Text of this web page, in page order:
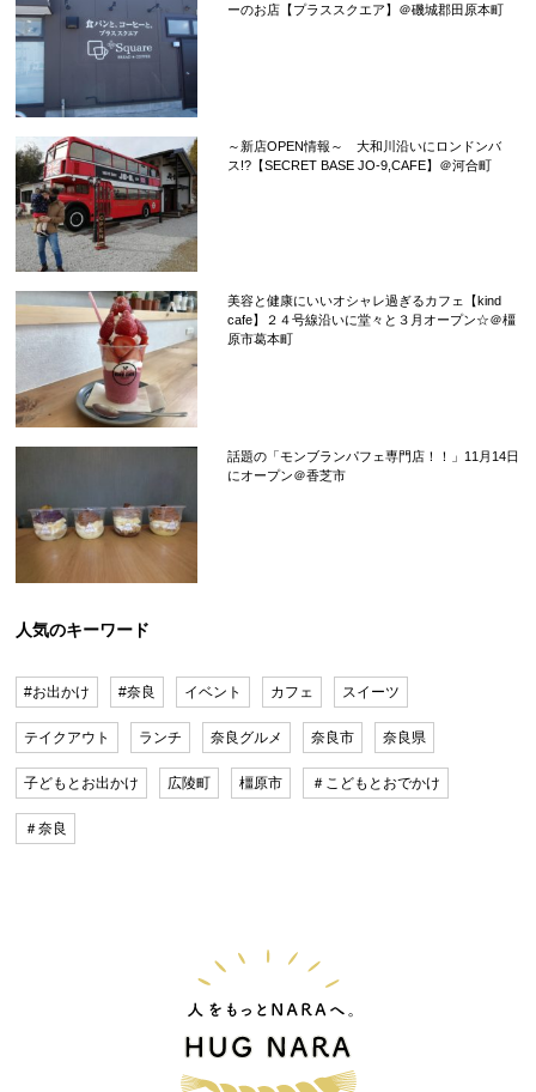
ーのお店【プラススクエア】＠磯城郡田原本町
～新店OPEN情報～ 大和川沿いにロンドンバ
ス!?【SECRET BASE JO-9,CAFE】＠河合町
美容と健康にいいオシャレ過ぎるカフェ【kind
cafe】２４号線沿いに堂々と３月オープン☆＠橿
原市葛本町
話題の「モンブランパフェ専門店！！」11月14日
にオープン＠香芝市
人気のキーワード
#お出かけ #奈良 イベント カフェ スイーツ
テイクアウト ランチ 奈良グルメ 奈良市 奈良県
子どもとお出かけ 広陵町 橿原市 ＃こどもとおでかけ
＃奈良